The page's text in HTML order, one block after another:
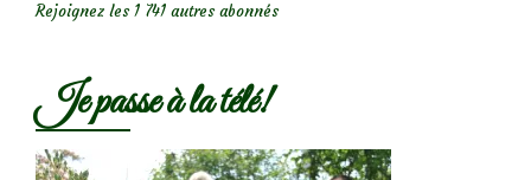
Rejoignez les 1 741 autres abonnés
Je passe à la télé!